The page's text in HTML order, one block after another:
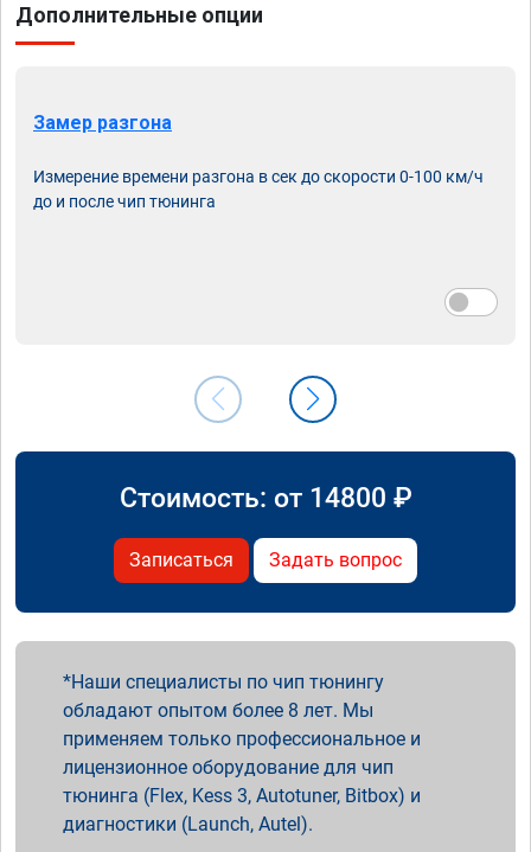
Дополнительные опции
Замер разгона
Измерение времени разгона в сек до скорости 0-100 км/ч
до и после чип тюнинга
Стоимость: от 14800 ₽
Записаться Задать вопрос
Наши специалисты по чип тюнингу
обладают опытом более 8 лет. Мы
применяем только профессиональное и
лицензионное оборудование для чип
тюнинга (Flex, Kess 3, Autotuner, Bitbox) и
диагностики (Launch, Autel).